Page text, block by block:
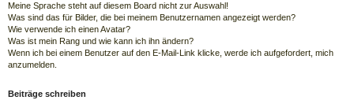
Meine Sprache steht auf diesem Board nicht zur Auswahl!
Was sind das für Bilder, die bei meinem Benutzernamen angezeigt werden?
Wie verwende ich einen Avatar?
Was ist mein Rang und wie kann ich ihn ändern?
Wenn ich bei einem Benutzer auf den E-Mail-Link klicke, werde ich aufgefordert, mich
anzumelden.
Beiträge schreiben